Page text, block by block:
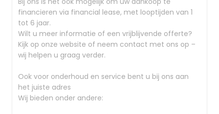
financieren via financial lease, met looptijden van 1
tot 6 jaar.
Wilt u meer informatie of een vrijblijvende offerte?
Kijk op onze website of neem contact met ons op –
wij helpen u graag verder.
Ook voor onderhoud en service bent u bij ons aan
het juiste adres
Wij bieden onder andere: